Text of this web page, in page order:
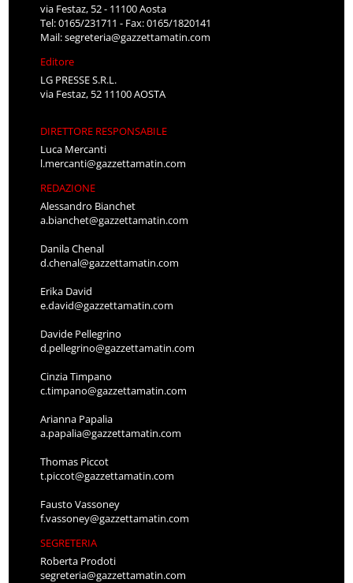
via Festaz, 52 - 11100 Aosta
Tel: 0165/231711 - Fax: 0165/1820141
Mail:segreteria@gazzettamatin.com
Editore
LG PRESSE S.R.L.
via Festaz, 52 11100 AOSTA
DIRETTORE RESPONSABILE
Luca Mercanti
l.mercanti@gazzettamatin.com
REDAZIONE
Alessandro Bianchet
a.bianchet@gazzettamatin.com
Danila Chenal
d.chenal@gazzettamatin.com
Erika David
e.david@gazzettamatin.com
Davide Pellegrino
d.pellegrino@gazzettamatin.com
Cinzia Timpano
c.timpano@gazzettamatin.com
Arianna Papalia
a.papalia@gazzettamatin.com
Thomas Piccot
t.piccot@gazzettamatin.com
Fausto Vassoney
f.vassoney@gazzettamatin.com
SEGRETERIA
Roberta Prodoti
segreteria@gazzettamatin.com